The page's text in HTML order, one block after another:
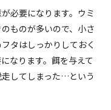
必要になります。ウミ
ものが多いので、小さ
タはしっかりしておく
なります。餌を与えて
してしまった…という